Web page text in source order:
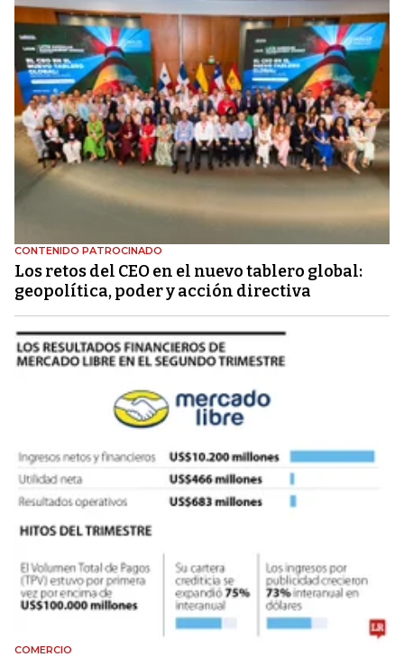
CONTENIDO PATROCINADO
Los retos del CEO en el nuevo tablero global:
geopolítica, poder y acción directiva
COMERCIO